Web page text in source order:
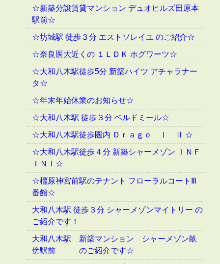
☆新築分譲賃貸マンション デュオヒルズ田原本
駅前☆
☆坊城駅 徒歩３分 エストソレイユ のご紹介☆
☆奈良医大近くの １ＬＤＫ ホグワーツ☆
☆大和八木駅徒歩5分 新築ハイツ アチャラナー
タ☆
☆年末年始休業のお知らせ☆
☆大和八木駅 徒歩３分 ベルドミール☆
☆大和八木駅徒歩圏内 Ｄｒａｇｏ Ⅰ Ⅱ ☆
☆大和八木駅徒歩４分 新築シャーメゾン ＩＮＦ
ＩＮＩ☆
☆橿原神宮前駅のテナント フローラルコートⅢ
番館☆
大和八木駅 徒歩３分 シャーメゾンマイトリー の
ご紹介です！
大和八木駅 新築マンション シャーメゾン畝
傍駅前 のご紹介です☆